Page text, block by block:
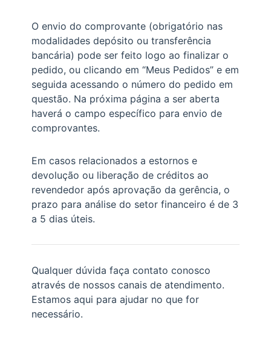
O envio do comprovante (obrigatório nas
modalidades depósito ou transferência
bancária) pode ser feito logo ao finalizar o
pedido, ou clicando em “Meus Pedidos” e em
seguida acessando o número do pedido em
questão. Na próxima página a ser aberta
haverá o campo específico para envio de
comprovantes.
Em casos relacionados a estornos e
devolução ou liberação de créditos ao
revendedor após aprovação da gerência, o
prazo para análise do setor financeiro é de 3
a 5 dias úteis.
Qualquer dúvida faça contato conosco
através de nossos canais de atendimento.
Estamos aqui para ajudar no que for
necessário.